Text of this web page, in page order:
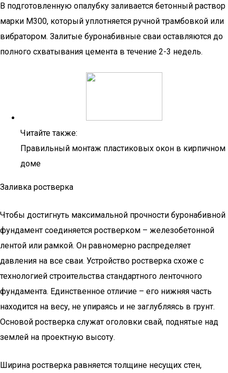
В подготовленную опалубку заливается бетонный раствор
марки М300, который уплотняется ручной трамбовкой или
вибратором. Залитые буронабивные сваи оставляются до
полного схватывания цемента в течение 2-3 недель.
Читайте также:
Правильный монтаж пластиковых окон в кирпичном
доме
Заливка ростверка
Чтобы достигнуть максимальной прочности буронабивной
фундамент соединяется ростверком – железобетонной
лентой или рамкой. Он равномерно распределяет
давления на все сваи. Устройство ростверка схоже с
технологией строительства стандартного ленточного
фундамента. Единственное отличие – его нижняя часть
находится на весу, не упираясь и не заглубляясь в грунт.
Основой ростверка служат оголовки свай, поднятые над
землей на проектную высоту.
Ширина ростверка равняется толщине несущих стен,